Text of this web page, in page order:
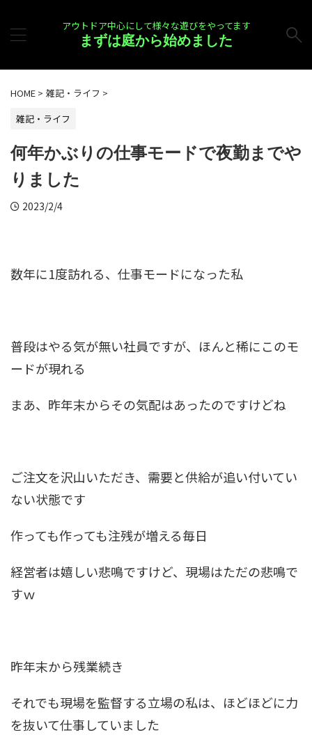
アウトドア中心にして様々な遊びをやってます
まずは庭から始めました
HOME > 雑記・ライフ >
雑記・ライフ
何年かぶりの仕事モードで夜勤までや
りました
2023/2/4
数年に1度訪れる、仕事モードになった私
普段はやる気が無い社員ですが、ほんと稀にこのモ
ードが現れる
まあ、昨年末からその気配はあったのですけどね
ご注文を沢山いただき、需要と供給が追い付いてい
ない状態です
作っても作っても注残が増える毎日
経営者は嬉しい悲鳴ですけど、現場はただの悲鳴で
すｗ
昨年末から残業続き
それでも現場を監督する立場の私は、ほどほどに力
を抜いて仕事していました